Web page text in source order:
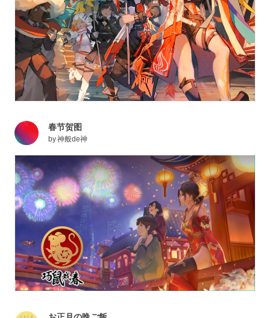
春节贺图
by神般de神